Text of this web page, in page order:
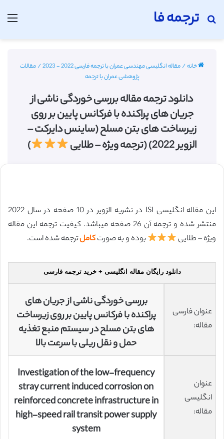
ترجمه فا
جستجو برای
خانه/مقاله انگلیسی مهندسی عمران با ترجمه فارسی 2022 - 2023 /مقالات
پژوهشی عمران با ترجمه
دانلود ترجمه مقاله بررسی خوردگی ناشی از
جریان های پراکنده با فرکانس پایین بر روی
زیرساخت های بتن مسلح (ساینس دایرکت –
الزویر 2022) (ترجمه ویژه – طلایی
)
این مقاله انگلیسی ISI در نشریه الزویر در 10 صفحه در سال 2022
منتشر شده و ترجمه آن 26 صفحه میباشد. کیفیت ترجمه این مقاله
ویژه – طلایی
بوده و به صورتکاملترجمه شده است.
دانلود رایگان مقاله انگلیسی + خرید ترجمه فارسی
عنوان فارسی
مقاله:
بررسی خوردگی ناشی از جریان های
پراکنده با فرکانس پایین بر روی زیرساخت
های بتن مسلح در سیستم منبع تغذیه
حمل و نقل ریلی با سرعت بالا
عنوان
انگلیسی
مقاله:
Investigation of the low-frequency
stray current induced corrosion on
reinforced concrete infrastructure in
high-speed rail transit power supply
system